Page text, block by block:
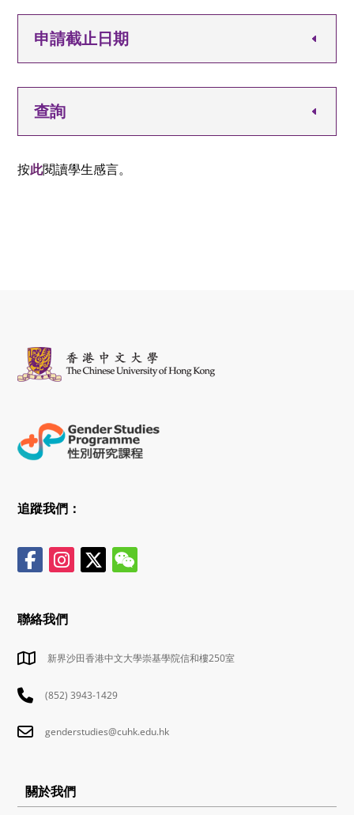
申請截止日期
查詢
按此閱讀學生感言。
追蹤我們：
聯絡我們
新界沙田香港中文大學崇基學院信和樓250室
(852) 3943-1429
genderstudies@cuhk.edu.hk
關於我們